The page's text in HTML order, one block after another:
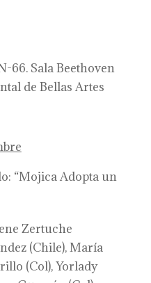
66. Sala Beethoven
de Bellas Artes
“Mojica Adopta un
Zertuche
(Chile), María
(Col), Yorlady